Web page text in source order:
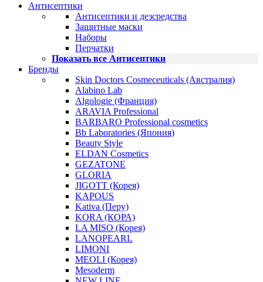
Антисептики
Антисептики и дезсредства
Защитные маски
Наборы
Перчатки
Показать все Антисептики
Бренды
Skin Doctors Cosmeceuticals (Австралия)
Alabino Lab
Algologie (Франция)
ARAVIA Professional
BARBARO Professional cosmetics
Bb Laboratories (Япония)
Beauty Style
ELDAN Cosmetics
GEZATONE
GLORIA
JIGOTT (Корея)
KAPOUS
Kativa (Перу)
KORA (КОРА)
LA MISO (Корея)
LANOPEARL
LIMONI
MEOLI (Корея)
Mesoderm